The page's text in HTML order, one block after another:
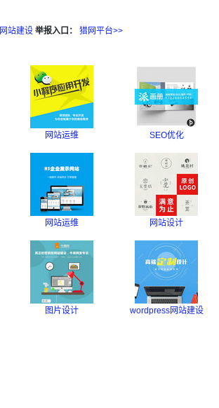
网站建设 举报入口： 猎网平台>>
网站运维 SEO优化
网站运维 网站设计
图片设计 wordpress网站建设